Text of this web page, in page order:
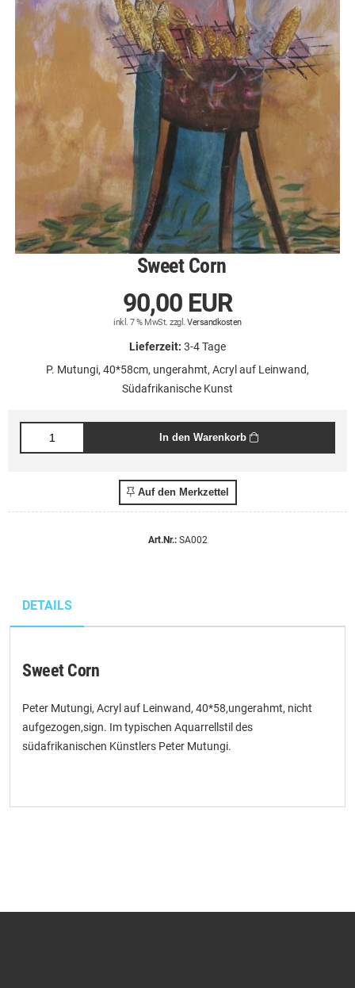
VERKAUFT
Sweet Corn
90,00 EUR
inkl. 7 % MwSt. zzgl.Versandkosten
Lieferzeit: 3-4 Tage
P. Mutungi, 40*58cm, ungerahmt, Acryl auf Leinwand,
Südafrikanische Kunst
In den Warenkorb
Auf den Merkzettel
Art.Nr.:SA002
DETAILS
Sweet Corn
Peter Mutungi, Acryl auf Leinwand, 40*58,ungerahmt, nicht
aufgezogen,sign. Im typischen Aquarrellstil des
südafrikanischen Künstlers Peter Mutungi.